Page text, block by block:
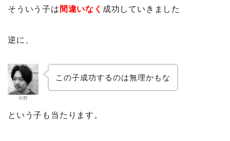
そういう子は 間違いなく 成功していきました
逆に、
中野
この子成功するのは無理かもな
という子も当たります。